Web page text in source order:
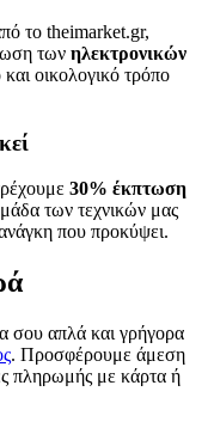
το theimarket.gr,
των ηλεκτρονικών
οικολογικό τρόπο
30% έκπτωση
των τεχνικών μας
που προκύψει.
σου απλά και γρήγορα
. Προσφέρουμε άμεση
πληρωμής με κάρτα ή